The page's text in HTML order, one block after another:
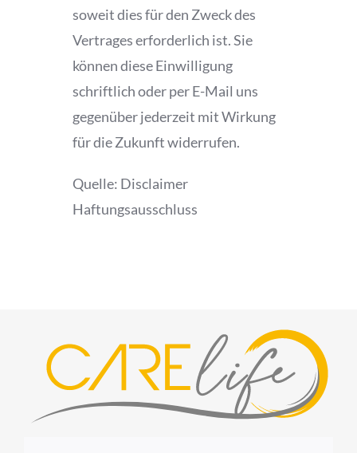
soweit dies für den Zweck des
Vertrages erforderlich ist. Sie
können diese Einwilligung
schriftlich oder per E-Mail uns
gegenüber jederzeit mit Wirkung
für die Zukunft widerrufen.
Quelle: Disclaimer
Haftungsausschluss